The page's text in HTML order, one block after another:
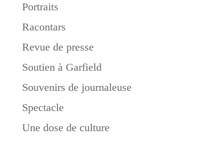
Portraits
Racontars
Revue de presse
Soutien à Garfield
Souvenirs de journaleuse
Spectacle
Une dose de culture